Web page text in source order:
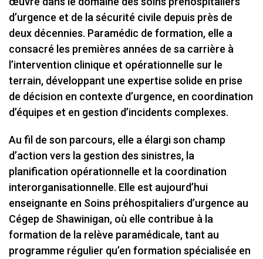
d’urgence et de la sécurité civile depuis près de
deux décennies. Paramédic de formation, elle a
consacré les premières années de sa carrière à
l’intervention clinique et opérationnelle sur le
terrain, développant une expertise solide en prise
de décision en contexte d’urgence, en coordination
d’équipes et en gestion d’incidents complexes.
Au fil de son parcours, elle a élargi son champ
d’action vers la gestion des sinistres, la
planification opérationnelle et la coordination
interorganisationnelle. Elle est aujourd’hui
enseignante en Soins préhospitaliers d’urgence au
Cégep de Shawinigan, où elle contribue à la
formation de la relève paramédicale, tant au
programme régulier qu’en formation spécialisée en